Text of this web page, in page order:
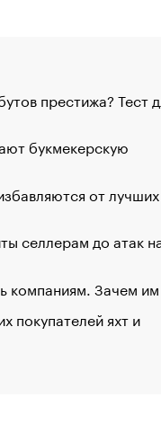
престижа? Тест
букмекерскую
от лучших
селлерам до атак
компаниям. Зачем
покупателей яхт и